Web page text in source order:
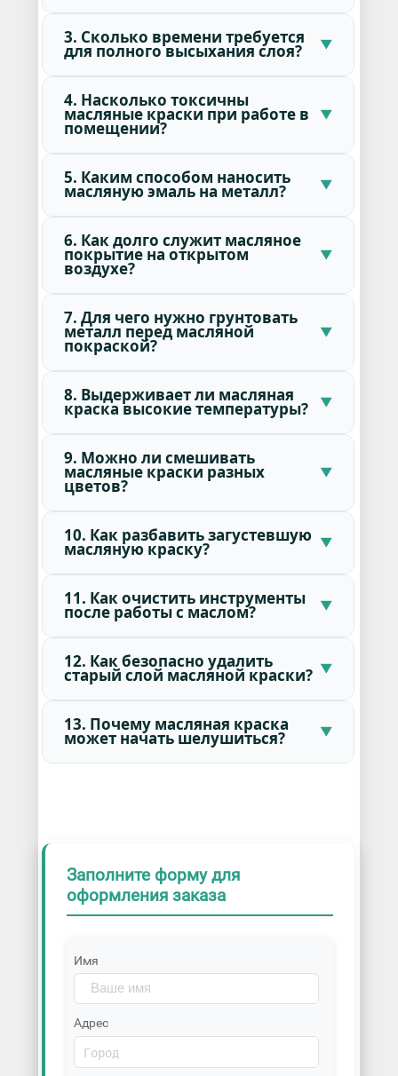
3. Сколько времени требуется
для полного высыхания слоя?
4. Насколько токсичны
масляные краски при работе в
помещении?
5. Каким способом наносить
масляную эмаль на металл?
6. Как долго служит масляное
покрытие на открытом
воздухе?
7. Для чего нужно грунтовать
металл перед масляной
покраской?
8. Выдерживает ли масляная
краска высокие температуры?
9. Можно ли смешивать
масляные краски разных
цветов?
10. Как разбавить загустевшую
масляную краску?
11. Как очистить инструменты
после работы с маслом?
12. Как безопасно удалить
старый слой масляной краски?
13. Почему масляная краска
может начать шелушиться?
Заполните форму для
оформления заказа
Имя
Адрес